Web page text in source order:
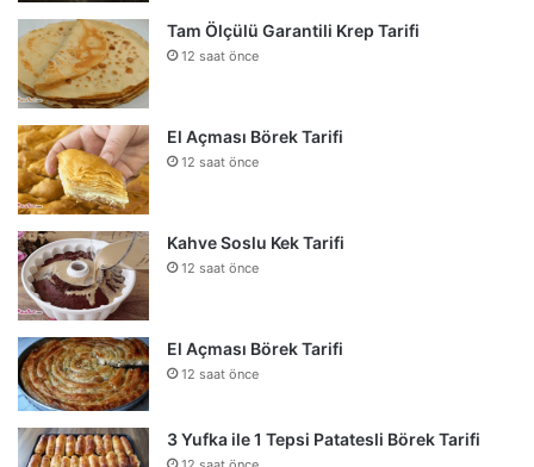
Tam Ölçülü Garantili Krep Tarifi
12 saat önce
El Açması Börek Tarifi
12 saat önce
Kahve Soslu Kek Tarifi
12 saat önce
El Açması Börek Tarifi
12 saat önce
3 Yufka ile 1 Tepsi Patatesli Börek Tarifi